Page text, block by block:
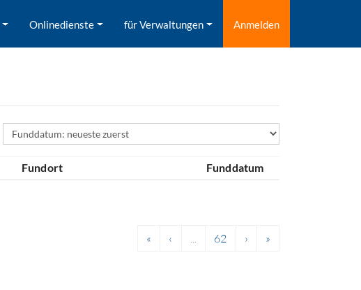
Onlinedienste für Verwaltungen Anmelden
Sortierfeld
Fundort Funddatum
« ‹ ... 62 › »